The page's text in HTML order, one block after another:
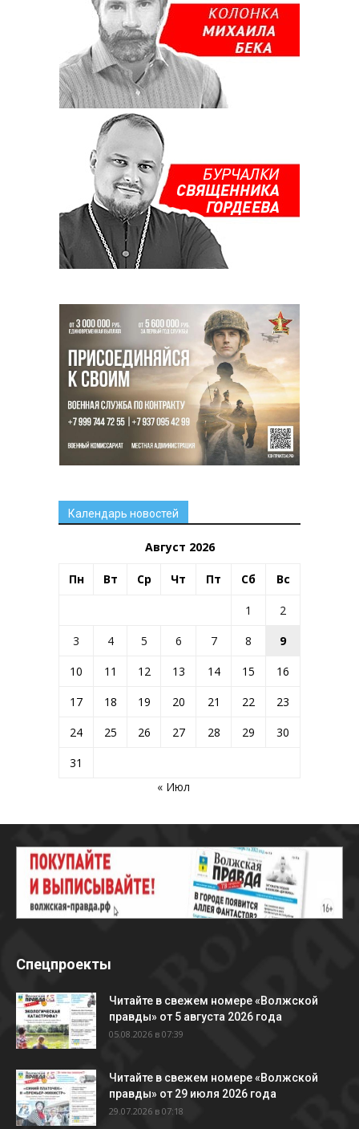
Календарь новостей
Август 2026
Пн Вт Ср Чт Пт Сб Вс
1
2
3
4 5 6 7 8
9
10
11 12 13 14 15
16
17
18 19 20 21 22
23
24
25 26 27 28 29
30
31
« Июл
Спецпроекты
Читайте в свежем номере «Волжской
правды» от 5 августа 2026 года
05.08.2026 в 07:39
Читайте в свежем номере «Волжской
правды» от 29 июля 2026 года
29.07.2026 в 07:18